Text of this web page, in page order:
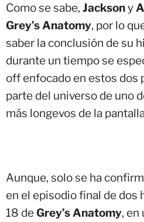
Como se sabe, Jacksony
Grey’s Anatomy, por lo
saber la conclusión de su
durante un tiempo se
off enfocado en estos dos
parte del universo de uno
más longevos de la
Aunque, solo se ha
en el episodio final de dos
18 deGrey’s Anatomy, en